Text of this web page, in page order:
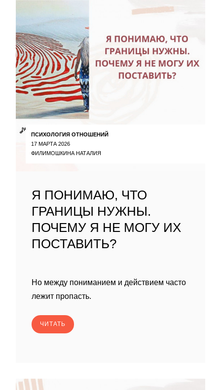
ПСИХОЛОГИЯ ОТНОШЕНИЙ
17 МАРТА 2026
ФИЛИМОШКИНА НАТАЛИЯ
Я ПОНИМАЮ, ЧТО
ГРАНИЦЫ НУЖНЫ.
ПОЧЕМУ Я НЕ МОГУ ИХ
ПОСТАВИТЬ?
Но между пониманием и действием часто
лежит пропасть.
ЧИТАТЬ